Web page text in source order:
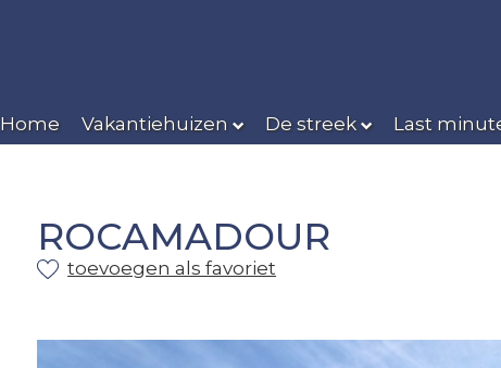
Home Vakantiehuizen De streek Last
ROCAMADOUR
toevoegen als favoriet